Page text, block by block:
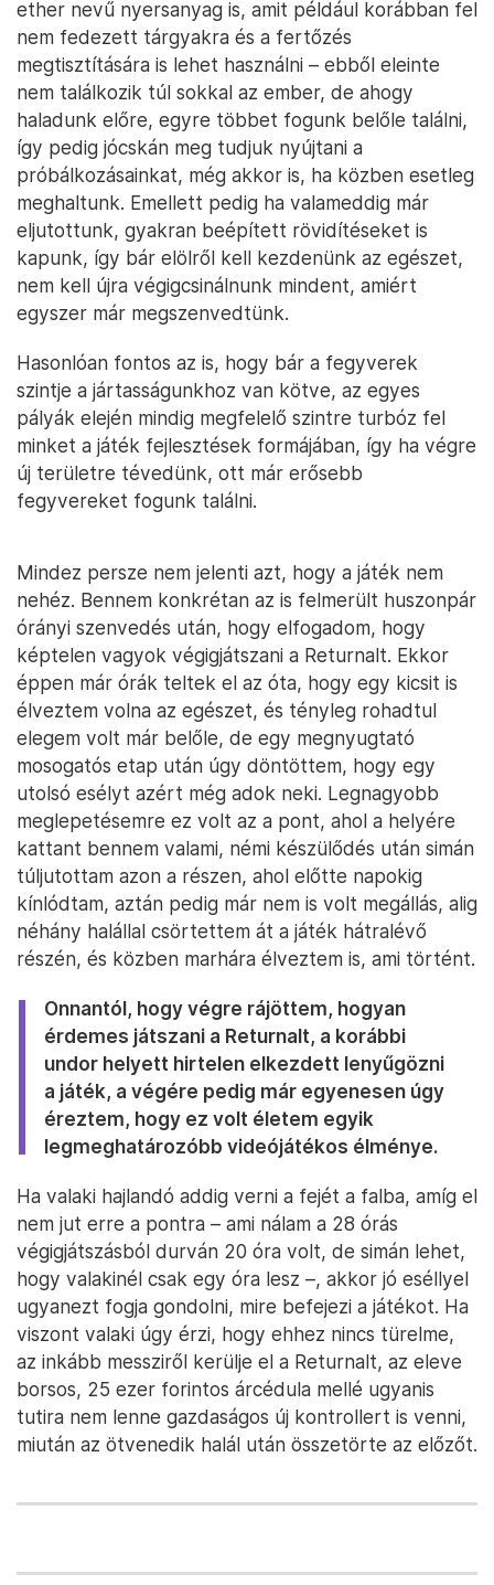
ether nevű nyersanyag is, amit például korábban fel
nem fedezett tárgyakra és a fertőzés
megtisztítására is lehet használni – ebből eleinte
nem találkozik túl sokkal az ember, de ahogy
haladunk előre, egyre többet fogunk belőle találni,
így pedig jócskán meg tudjuk nyújtani a
próbálkozásainkat, még akkor is, ha közben esetleg
meghaltunk. Emellett pedig ha valameddig már
eljutottunk, gyakran beépített rövidítéseket is
kapunk, így bár elölről kell kezdenünk az egészet,
nem kell újra végigcsinálnunk mindent, amiért
egyszer már megszenvedtünk.
Hasonlóan fontos az is, hogy bár a fegyverek
szintje a jártasságunkhoz van kötve, az egyes
pályák elején mindig megfelelő szintre turbóz fel
minket a játék fejlesztések formájában, így ha végre
új területre tévedünk, ott már erősebb
fegyvereket fogunk találni.
Mindez persze nem jelenti azt, hogy a játék nem
nehéz. Bennem konkrétan az is felmerült huszonpár
órányi szenvedés után, hogy elfogadom, hogy
képtelen vagyok végigjátszani a Returnalt. Ekkor
éppen már órák teltek el az óta, hogy egy kicsit is
élveztem volna az egészet, és tényleg rohadtul
elegem volt már belőle, de egy megnyugtató
mosogatós etap után úgy döntöttem, hogy egy
utolsó esélyt azért még adok neki. Legnagyobb
meglepetésemre ez volt az a pont, ahol a helyére
kattant bennem valami, némi készülődés után simán
túljutottam azon a részen, ahol előtte napokig
kínlódtam, aztán pedig már nem is volt megállás, alig
néhány halállal csörtettem át a játék hátralévő
részén, és közben marhára élveztem is, ami történt.
Onnantól, hogy végre rájöttem, hogyan
érdemes játszani a Returnalt, a korábbi
undor helyett hirtelen elkezdett lenyűgözni
a játék, a végére pedig már egyenesen úgy
éreztem, hogy ez volt életem egyik
legmeghatározóbb videójátékos élménye.
Ha valaki hajlandó addig verni a fejét a falba, amíg el
nem jut erre a pontra – ami nálam a 28 órás
végigjátszásból durván 20 óra volt, de simán lehet,
hogy valakinél csak egy óra lesz –, akkor jó eséllyel
ugyanezt fogja gondolni, mire befejezi a játékot. Ha
viszont valaki úgy érzi, hogy ehhez nincs türelme,
az inkább messziről kerülje el a Returnalt, az eleve
borsos, 25 ezer forintos árcédula mellé ugyanis
tutira nem lenne gazdaságos új kontrollert is venni,
miután az ötvenedik halál után összetörte az előzőt.